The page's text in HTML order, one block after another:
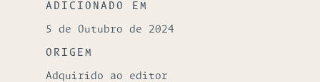
ADICIONADO EM
5 de Outubro de 2024
ORIGEM
Adquirido ao editor